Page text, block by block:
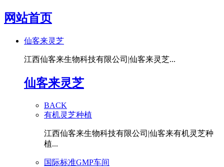
网站首页
仙客来灵芝
江西仙客来生物科技有限公司|仙客来灵芝...
仙客来灵芝
BACK
有机灵芝种植
江西仙客来生物科技有限公司|仙客来有机灵芝种
植...
国际标准GMP车间